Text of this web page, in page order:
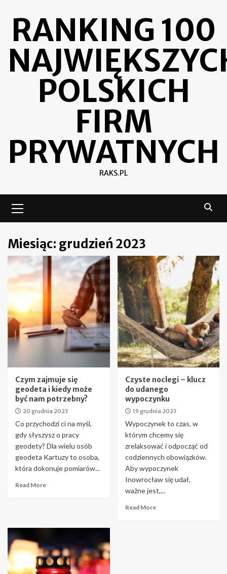
contentRANKING 100
POLSKICH
FIRM
PRYWATNYCH
RAKS.PL
Menu
Miesiąc: grudzień 2023
Czym zajmuje się
geodeta i kiedy może
być nam potrzebny?
20 grudnia 2023
Co przychodzi ci na myśl,
gdy słyszysz o pracy
geodety? Dla wielu osób
geodeta Kartuzy to osoba,
która dokonuje pomiarów...
Read More
Czyste noclegi – klucz
do udanego
wypoczynku
19 grudnia 2023
Wypoczynek to czas, w
którym chcemy się
zrelaksować i odpocząć od
codziennych obowiązków.
Aby wypoczynek
Inowrocław się udał,
ważne jest,...
Read More